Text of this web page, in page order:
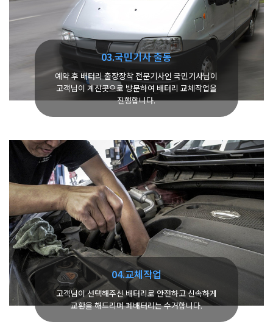
03.국민기사 출동
예약 후 배터리 출장장착 전문기사인 국민기사님이
고객님이 계신곳으로 방문하여 배터리 교체작업을
진행합니다.
04.교체작업
고객님이 선택해주신 배터리로 안전하고 신속하게
교환을 해드리며 폐배터리는 수거합니다.